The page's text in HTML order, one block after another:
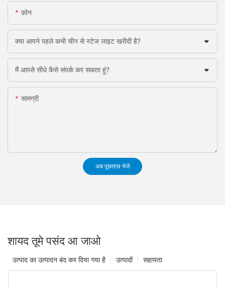
फ़ोन
क्या आपने पहले कभी चीन से स्टेज लाइट खरीदी है?
मैं आपसे सीधे कैसे संपर्क कर सकता हूं?
सामग्री
अब पूछताछ भेजें
शायद तूमे पसंद आ जाओ
सहायता
उत्पादों
उत्पाद का उत्पादन बंद कर दिया गया है